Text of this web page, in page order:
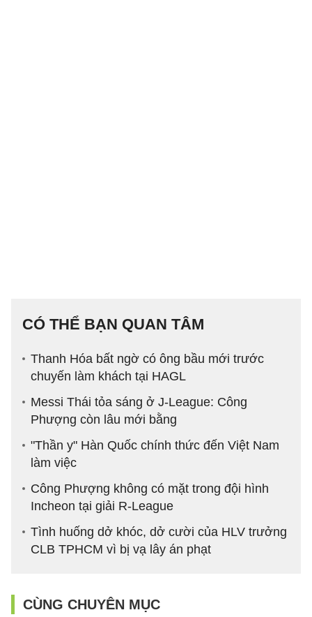
CÓ THỂ BẠN QUAN TÂM
Thanh Hóa bất ngờ có ông bầu mới trước
chuyến làm khách tại HAGL
Messi Thái tỏa sáng ở J-League: Công
Phượng còn lâu mới bằng
"Thần y" Hàn Quốc chính thức đến Việt Nam
làm việc
Công Phượng không có mặt trong đội hình
Incheon tại giải R-League
Tình huống dở khóc, dở cười của HLV trưởng
CLB TPHCM vì bị vạ lây án phạt
CÙNG CHUYÊN MỤC